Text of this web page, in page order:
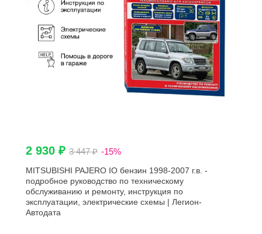
2 930 ₽ 3 447 ₽ -15%
MITSUBISHI PAJERO IO бензин 1998-2007 г.в. -
подробное руководство по техническому
обслуживанию и ремонту, инструкция по
эксплуатации, электрические схемы | Легион-
Aвтодата